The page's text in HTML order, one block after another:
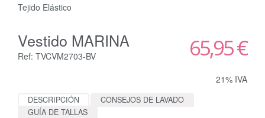
Tejido Elástico
Vestido MARINA
Ref: TVCVM2703-BV 65,95 €
21% IVA
DESCRIPCIÓN
CONSEJOS DE LAVADO
GUÍA DE TALLAS